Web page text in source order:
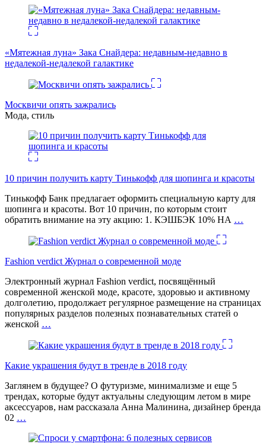
«Мятежная луна» Зака Снайдера: недавным-недавно в
недалекой-недалекой галактике
Москвичи опять зажрались
Мода, стиль
10 причин получить карту Тинькофф для шопинга и красоты
Тинькофф Банк предлагает оформить специальную карту для
шопинга и красоты. Вот 10 причин, по которым стоит
обратить внимание на эту акцию: 1. КЭШБЭК 10% НА …
Fashion verdict Журнал о современной моде
Электронный журнал Fashion verdict, посвящённый
современной женской моде, красоте, здоровью и активному
долголетию, продолжает регулярное размещение на страницах
популярных разделов полезных познавательных статей о
женской …
Какие украшения будут в тренде в 2018 году
Заглянем в будущее? О футуризме, минимализме и еще 5
трендах, которые будут актуальны следующим летом в мире
аксессуаров, нам рассказала Анна Малинина, дизайнер бренда
02 …